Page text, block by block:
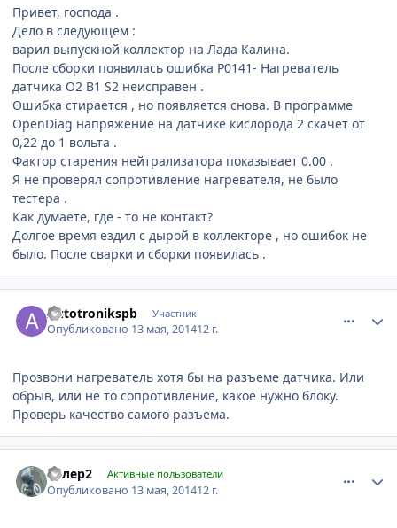
Привет, господа .
Дело в следующем :
варил выпускной коллектор на Лада Калина.
После сборки появилась ошибка Р0141- Нагреватель
датчика О2 В1 S2 неисправен .
Ошибка стирается , но появляется снова. В программе
OpenDiag напряжение на датчике кислорода 2 скачет от
0,22 до 1 вольта .
Фактор старения нейтрализатора показывает 0.00 .
Я не проверял сопротивление нагревателя, не было
тестера .
Как думаете, где - то не контакт?
Долгое время ездил с дырой в коллекторе , но ошибок не
было. После сварки и сборки появилась .
Autotronikspb Участник
Опубликовано 13 мая, 201412 г.
Прозвони нагреватель хотя бы на разъеме датчика. Или
обрыв, или не то сопротивление, какое нужно блоку.
Проверь качество самого разъема.
кулер2 Активные пользователи
Опубликовано 13 мая, 201412 г.